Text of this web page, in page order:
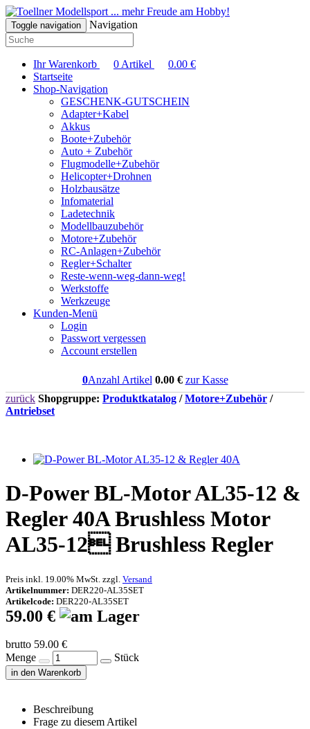
... mehr Freude am Hobby!
Toggle navigation Navigation
Ihr Warenkorb 0 Artikel 0.00 €
Startseite
Shop-Navigation
GESCHENK-GUTSCHEIN
Adapter+Kabel
Akkus
Boote+Zubehör
Auto + Zubehör
Flugmodelle+Zubehör
Helicopter+Drohnen
Holzbausätze
Infomaterial
Ladetechnik
Modellbauzubehör
Motore+Zubehör
RC-Anlagen+Zubehör
Regler+Schalter
Reste-wenn-weg-dann-weg!
Werkstoffe
Werkzeuge
Kunden-Menü
Login
Passwort vergessen
Account erstellen
0Anzahl Artikel 0.00€ zur Kasse
zurück Shopgruppe: Produktkatalog /Motore+Zubehör /
Antriebset
D-Power BL-Motor AL35-12 &
Regler 40A Brushless Motor
AL35-12 Brushless Regler
Preis inkl. 19.00% MwSt. zzgl. Versand
Artikelnummer: DER220-AL35SET
Artikelcode: DER220-AL35SET
59.00 €
brutto 59.00 €
Menge
Stück
in den Warenkorb
Beschreibung
Frage zu diesem Artikel